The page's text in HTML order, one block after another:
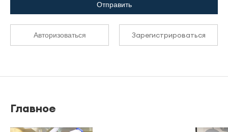
Отправить
Авторизоваться Зарегистрироваться
Главное